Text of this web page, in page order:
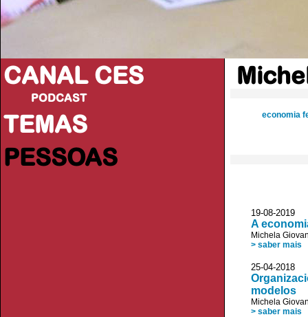
CANAL CES
PODCAST
TEMAS
PESSOAS
economia
19-08-
A
Michela
> saber mais
25-04-
modelos
Michela
> saber mais